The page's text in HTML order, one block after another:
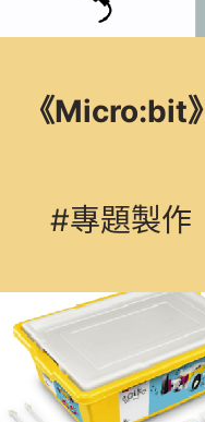
《Micro:bit》
#專題製作